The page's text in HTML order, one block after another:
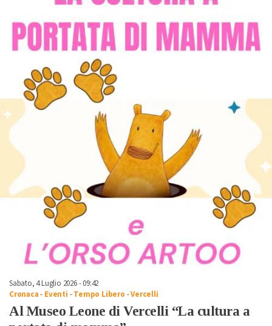
Sabato, 4 Luglio 2026 - 09:42
Cronaca- Eventi -Tempo Libero -Vercelli
Al Museo Leone di Vercelli “La cultura a